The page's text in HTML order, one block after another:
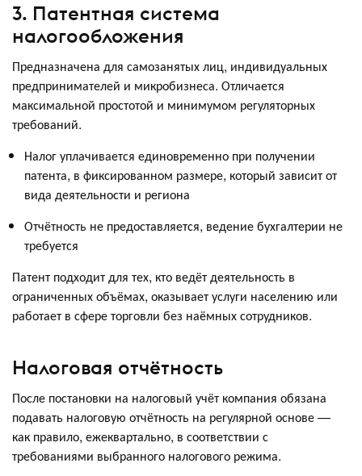
3. Патентная система
налогообложения
Предназначена для самозанятых лиц, индивидуальных
предпринимателей и микробизнеса. Отличается
максимальной простотой и минимумом регуляторных
требований.
Налог уплачивается единовременно при получении
патента, в фиксированном размере, который зависит от
вида деятельности и региона
Отчётность не предоставляется, ведение бухгалтерии не
требуется
Патент подходит для тех, кто ведёт деятельность в
ограниченных объёмах, оказывает услуги населению или
работает в сфере торговли без наёмных сотрудников.
Налоговая отчётность
После постановки на налоговый учёт компания обязана
подавать налоговую отчётность на регулярной основе —
как правило, ежеквартально, в соответствии с
требованиями выбранного налогового режима.